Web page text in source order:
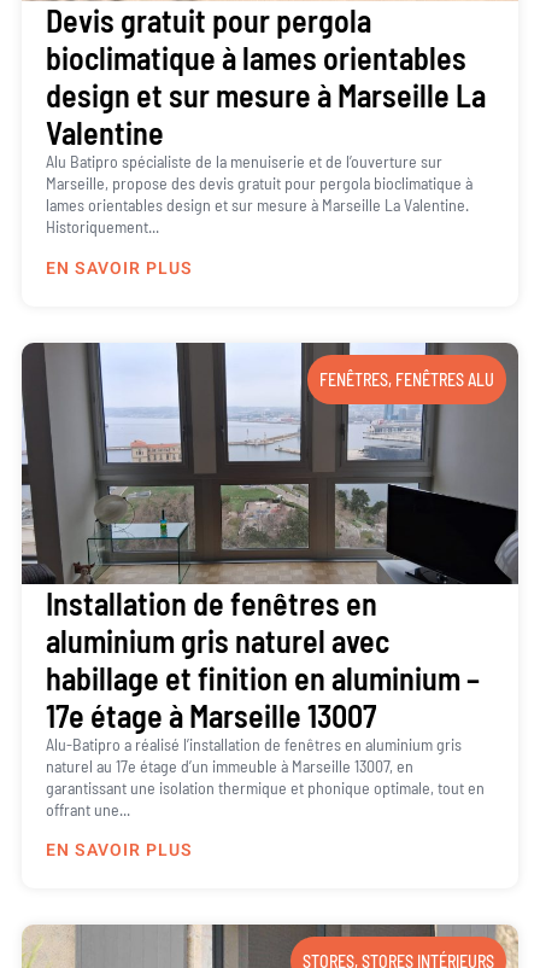
Devis gratuit pour pergola
bioclimatique à lames orientables
design et sur mesure à Marseille La
Valentine
Alu Batipro spécialiste de la menuiserie et de l’ouverture sur
Marseille, propose des devis gratuit pour pergola bioclimatique à
lames orientables design et sur mesure à Marseille La Valentine.
Historiquement...
EN SAVOIR PLUS
FENÊTRES, FENÊTRES ALU
Installation de fenêtres en
aluminium gris naturel avec
habillage et finition en aluminium –
17e étage à Marseille 13007
Alu-Batipro a réalisé l’installation de fenêtres en aluminium gris
naturel au 17e étage d’un immeuble à Marseille 13007, en
garantissant une isolation thermique et phonique optimale, tout en
offrant une...
EN SAVOIR PLUS
STORES,STORES INTÉRIEURS